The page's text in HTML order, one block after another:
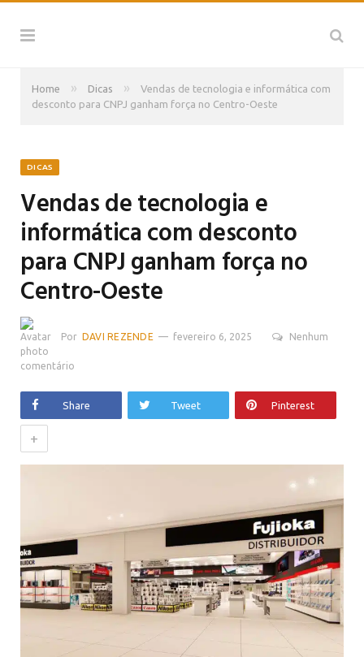
Home » Dicas »
Vendas de tecnologia e informática com
desconto para CNPJ ganham força no Centro-Oeste
DICAS
Vendas de tecnologia e
informática com desconto
para CNPJ ganham força no
Centro-Oeste
Por DAVI REZENDE fevereiro 6, 2025 Nenhum
comentário
Share Tweet Pinterest
+